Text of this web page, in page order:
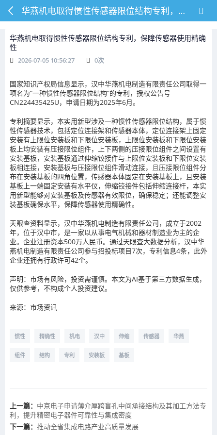
华燕机电取得惯性传感器限位结构专利，保障传感器使用精确性
华燕机电取得惯性传感器限位结构专利，保障传感器使用精确
性
2026-07-05 10:56:27 0次
国家知识产权局信息显示，汉中华燕机电制造有限责任公司取得一
项名为“一种惯性传感器限位结构”的专利，授权公告号
CN224435425U，申请日期为2025年6月。
专利摘要显示，本实用新型涉及一种惯性传感器限位结构，属于惯
性传感器技术，包括定位连接架和传感器本体，定位连接架上固定
安装有上限位安装板和下限位安装板，上限位安装板和下限位安装
板上均安装有压接限位组件，上下两侧的压接限位组件之间设置有
安装基板，安装基板通过伸缩铰接件与上限位安装板和下限位安装
板相连接，安装基板与压接限位组件滑动连接，且压接限位组件分
布在安装基板的四角位置，传感器本体固定在安装基板上，且安装
基板上一端固定安装有水平仪，伸缩铰接件包括伸缩连接杆，本实
用新型能够对安装基板及传感器有效限位，确保稳定；还能调整安
装基板确保水平，保障传感器使用精确性。
天眼查资料显示，汉中华燕机电制造有限责任公司，成立于2002
年，位于汉中市，是一家以从事电气机械和器材制造业为主的企
业。企业注册资本500万人民币。通过天眼查大数据分析，汉中华
燕机电制造有限责任公司参与招投标项目7次，专利信息4条，此外
企业还拥有行政许可42个。
声明：市场有风险，投资需谨慎。本文为AI基于第三方数据生成，
仅供参考，不构成个人投资建议。
来源：市场资讯
惯性 精确性 机电 汉中 伸缩 传感器 华燕
组件 结构 专利 安装板 基板
上一篇： 中京电子申请薄介厚跨盲孔中间承接结构及其加工方法专
利，提升精密电子器件可靠性与集成密度
下一篇： 推动全省集成电路产业高质量发展